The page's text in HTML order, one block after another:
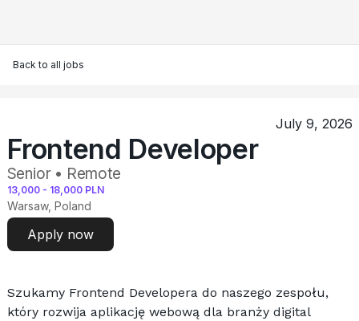
Back to all jobs
July 9, 2026
Frontend Developer
Senior • Remote
13,000- 18,000 PLN
Warsaw, Poland
Apply now
Szukamy Frontend Developera do naszego zespołu,
który rozwija aplikację webową dla branży digital